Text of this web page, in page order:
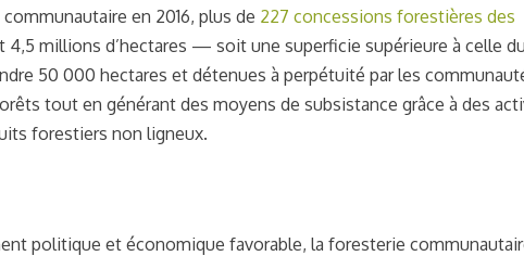
en 2016, plus de 227 concessions forestières des
4,5 millions d’hectares — soit une superficie supérieure à celle du
50 000 hectares et détenues à perpétuité par les
tout en générant des moyens de subsistance grâce à des
forestiers non ligneux.
politique et économique favorable, la foresterie